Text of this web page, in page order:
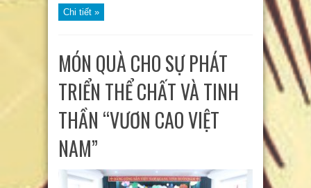
Chi tiết »
MÓN QUÀ CHO SỰ PHÁT
TRIỂN THỂ CHẤT VÀ TINH
THẦN “VƯƠN CAO VIỆT
NAM”